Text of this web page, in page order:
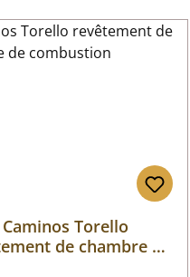
Caminos Torello
de chambre de